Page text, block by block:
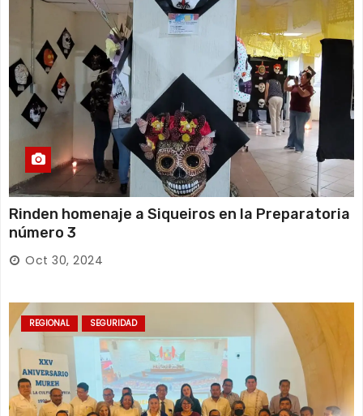
Rinden homenaje a Siqueiros en la Preparatoria
número 3
Oct 30, 2024
REGIONAL SEGURIDAD